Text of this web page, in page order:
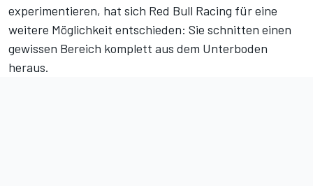
experimentieren, hat sich Red Bull Racing für eine
weitere Möglichkeit entschieden: Sie schnitten einen
gewissen Bereich komplett aus dem Unterboden
heraus.